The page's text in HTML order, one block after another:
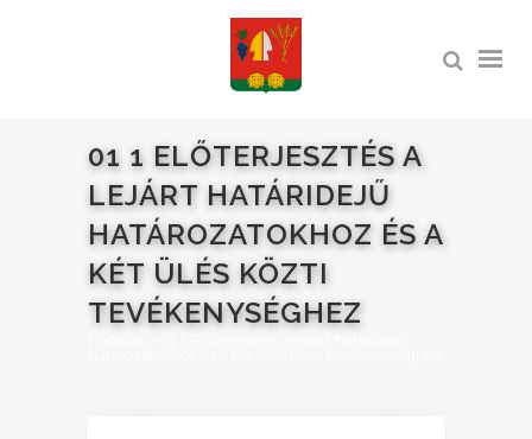
01 1 ELŐTERJESZTÉS A
LEJÁRT HATÁRIDEJŰ
HATÁROZATOKHOZ ÉS A
KÉT ÜLÉS KÖZTI
TEVÉKENYSÉGHEZ